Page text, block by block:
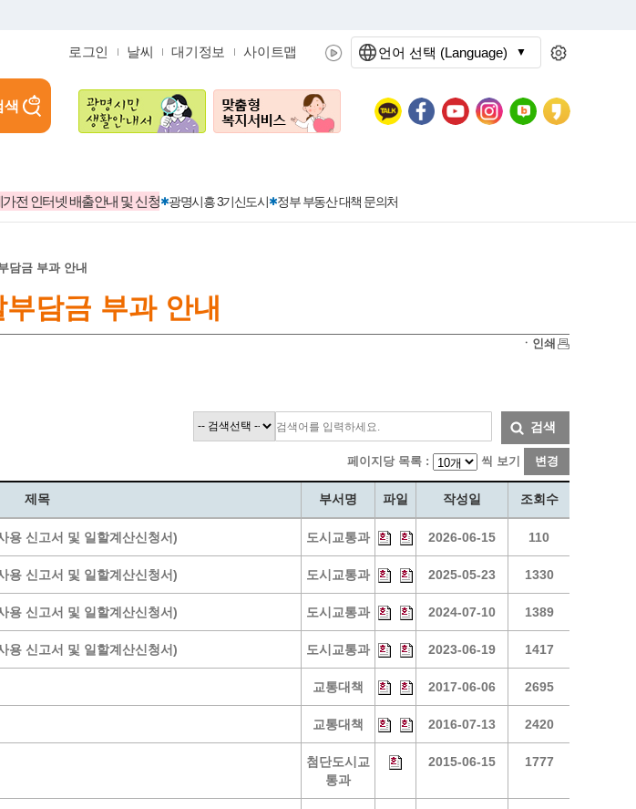
로그인 날씨 대기정보 사이트맵
색
전 인터넷 배출안내 및 신청 광명시흥 3기신도시 정부 부동산 대책 문의처
시정자료실
법무행정
정보공개현황
통계
사회조사
설치현황
발급 받을 수 있는 증명
정부24
청탁금지법 온라인 콜센터
365민원실 운영현황
시민옴부즈만 제도 소개
민원서식
길고양이 중성화 신청
성화/교육/일자리
(재)경기도민회장학회 장학금
교복지원금 신청
문화관광
착한가격지정업소
관광 편의시설업
관광 호텔업
관광객 이용시설업 현황
테마파크업 현황
담금 부과 안내
담금 부과 안내
ㆍ인쇄
검색
페이지당 목록 : 씩 보기 변경
제목 부서명 파일 작성일 조회수
용 신고서 및 일할계산신청서) 도시교통과 2026-06-15 110
용 신고서 및 일할계산신청서) 도시교통과 2025-05-23 1330
용 신고서 및 일할계산신청서) 도시교통과 2024-07-10 1389
용 신고서 및 일할계산신청서) 도시교통과 2023-06-19 1417
교통대책 2017-06-06 2695
교통대책 2016-07-13 2420
첨단도시교
통과
2015-06-15 1777
언어 선택 (Language)